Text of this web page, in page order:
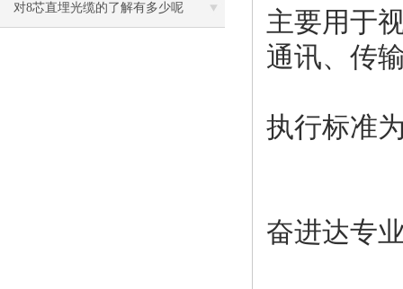
对8芯直埋光缆的了解有多少呢
主要用于
通讯、传
执行标准
奋进达专